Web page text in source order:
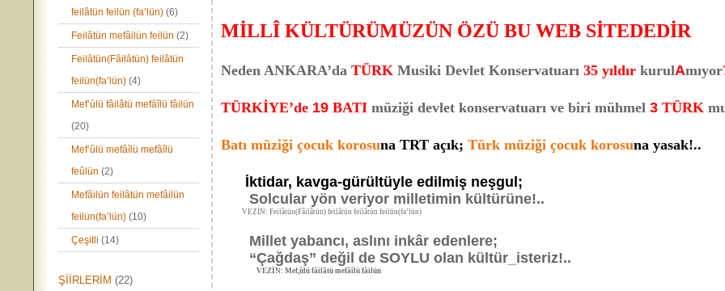
feilâtün feilün (fa’lün) (6)
Feilâtün mefâilün feilün (2)
Feilâtün(Fâilâtün) feilâtün
feilün(fa’lün) (4)
Mef’ùlü fâilâtü mefâîlü fâilün
(20)
Mef’ûlü mefâîlü mefâîlü
feûlün (2)
Mefâilün feilâtün mefâilün
feilün(fa’lün) (10)
Çeşitli (14)
ŞİİRLERİM (22)
MİLLÎ KÜLTÜRÜMÜZÜN ÖZÜ BU WEB SİTEDEDİR
Neden ANKARA’daTÜRK Musiki Devlet Konservatuarı35 yıldır kurulAmıyor
TÜRKİYE’de 19 BATImüziği devlet konservatuarı ve biri mühmel3 TÜRK
Batı müziği çocuk korosuna TRT açık;Türk müziği çocuk korosuna yasak!..
İktidar, kavga-gürültüyle edilmiş neşgul;
Solcular yön veriyor milletimin kültürüne!..
VEZİN: Feilâtün(Fâilâtün) feilâtün feilâtün feilün(fa’lün)
Millet yabancı, aslını inkâr edenlere;
“Çağdaş” değil de SOYLU olan kültür_isteriz!..
VEZİN: Mef,ùlü fâilâtü mefâîlü fâilün